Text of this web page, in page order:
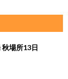
場所13日